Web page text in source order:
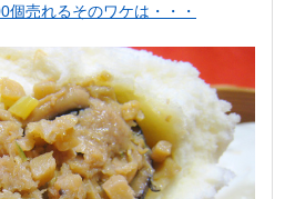
個売れるそのワケは・・・